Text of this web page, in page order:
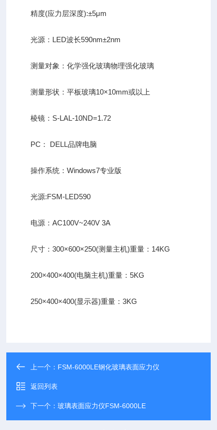
精度(应力层深度):±5μm
光源：LED波长590nm±2nm
测量对象：化学强化玻璃物理强化玻璃
测量形状：平板玻璃10×10mm或以上
棱镜：S-LAL-10ND=1.72
PC： DELL品牌电脑
操作系统：Windows7专业版
光源:FSM-LED590
电源：AC100V~240V 3A
尺寸：300×600×250(测量主机)重量：14KG
200×400×400(电脑主机)重量：5KG
250×400×400(显示器)重量：3KG
上一个： FSM-6000LE钢化玻璃表面应力仪
返回列表
下一个：玻璃表面应力仪FSM-6000LE